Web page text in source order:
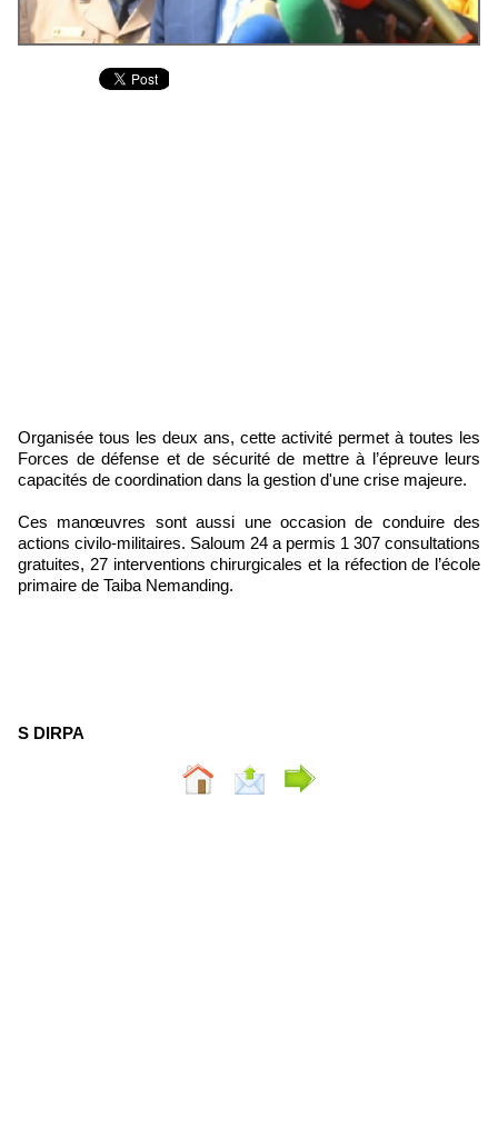
Organisée tous les deux ans, cette activité permet à toutes les
Forces de défense et de sécurité de mettre à l’épreuve leurs
capacités de coordination dans la gestion d'une crise majeure.
Ces manœuvres sont aussi une occasion de conduire des
actions civilo-militaires. Saloum 24 a permis 1 307 consultations
gratuites, 27 interventions chirurgicales et la réfection de l’école
primaire de Taiba Nemanding.
S DIRPA